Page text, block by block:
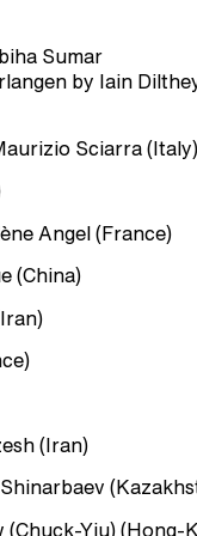
Sumar
by Iain
Sciarra (Italy)
Angel (France)
(China)
(Iran)
(Chuck-Yiu) (Hong-